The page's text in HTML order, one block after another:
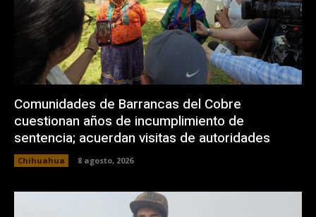
Comunidades de Barrancas del Cobre
cuestionan años de incumplimiento de
sentencia; acuerdan visitas de autoridades
Chihuahua 8 agosto, 2026